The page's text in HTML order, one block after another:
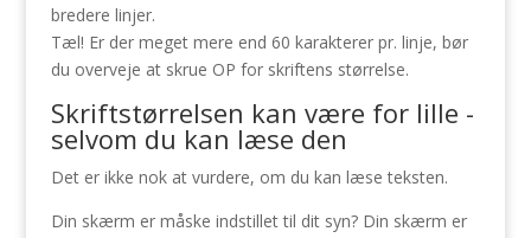
bredere linjer.
Tæl! Er der meget mere end 60 karakterer pr. linje, bør
du overveje at skrue OP for skriftens størrelse.
Skriftstørrelsen kan være for lille -
selvom du kan læse den
Det er ikke nok at vurdere, om du kan læse teksten.
Din skærm er måske indstillet til dit syn? Din skærm er